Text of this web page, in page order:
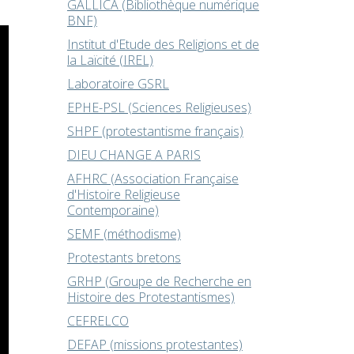
GALLICA (Bibliothèque numérique
BNF)
Institut d'Etude des Religions et de
la Laïcité (IREL)
Laboratoire GSRL
EPHE-PSL (Sciences Religieuses)
SHPF (protestantisme français)
DIEU CHANGE A PARIS
AFHRC (Association Française
d'Histoire Religieuse
Contemporaine)
SEMF (méthodisme)
Protestants bretons
GRHP (Groupe de Recherche en
Histoire des Protestantismes)
CEFRELCO
DEFAP (missions protestantes)